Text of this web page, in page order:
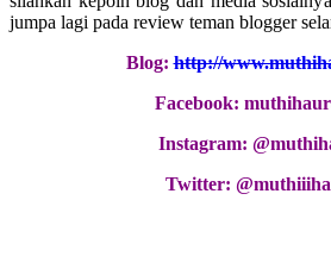
jumpa lagi pada review teman blogger
Blog:http://
Facebook:
Instagram:
Twitter: